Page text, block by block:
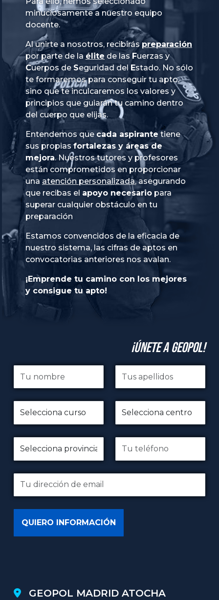
minuciosamente a nuestro equipo
docente.
Al unirte a nosotros, recibiráspreparación
por parte de la élite de las Fuerzas y
Cuerpos de Seguridad del Estado. No sólo
te formaremos para conseguir tu apto,
sino que te inculcaremos los valores y
principios que guiarán tu camino dentro
del cuerpo que elijas.
Entendemos que cada aspirante tiene
sus propias fortalezas y áreas de
mejora. Nuestros tutores y profesores
están comprometidos en proporcionar
una atención personalizada, asegurando
que recibas el apoyo necesario para
superar cualquier obstáculo en tu
preparación
Estamos convencidos de la eficacia de
nuestro sistema, las cifras de aptos en
convocatorias anteriores nos avalan.
¡Emprende tu camino con los mejores
y consigue tu apto!
¡Únete a GeoPol!
GEOPOL MADRID ATOCHA